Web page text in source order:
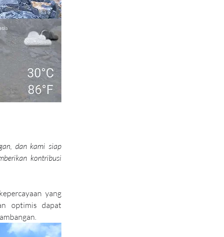
dan kami siap
kontribusi
yang
optimis dapat